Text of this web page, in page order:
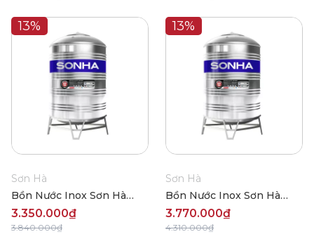
13%
Sơn Hà
Bồn Nước Inox Sơn Hà
Đứng 1000L (Φ960)
3.350.000₫
3.840.000₫
13%
Sơn Hà
Bồn Nước Inox Sơn Hà
Đứng 1200L (Φ980)
3.770.000₫
4.310.000₫